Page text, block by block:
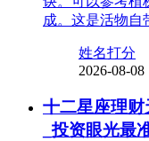
成。这是活物自
姓名打分
2026-08-08
十二星座理
_投资眼光最